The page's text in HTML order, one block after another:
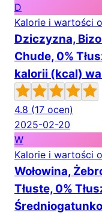
D
Kalorie i wartości
Dziczyzna,
Chude, 0%
kalorii (kcal)
4.8 (17 ocen)
2025-02-20
W
Kalorie i wartości
Wołowina,
Tłuste, 0%